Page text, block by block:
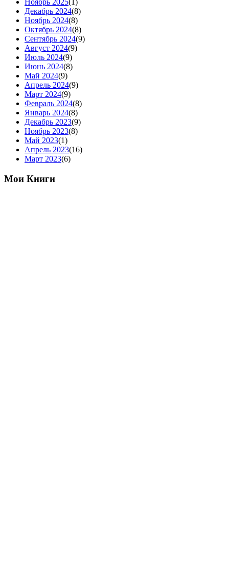
Ноябрь 2025(1)
Декабрь 2024(8)
Ноябрь 2024(8)
Октябрь 2024(8)
Сентябрь 2024(9)
Август 2024(9)
Июль 2024(9)
Июнь 2024(8)
Май 2024(9)
Апрель 2024(9)
Март 2024(9)
Февраль 2024(8)
Январь 2024(8)
Декабрь 2023(9)
Ноябрь 2023(8)
Май 2023(1)
Апрель 2023(16)
Март 2023(6)
Мои Книги